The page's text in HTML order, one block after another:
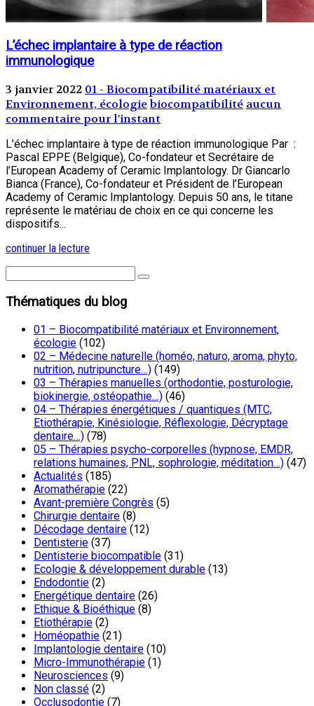
L’échec implantaire à type de réaction
immunologique
3 janvier 2022 01 - Biocompatibilité matériaux et
Environnement, écologiebiocompatibilité aucun
commentaire pour l'instant
L’échec implantaire à type de réaction immunologique Par :
Pascal EPPE (Belgique), Co-fondateur et Secrétaire de
l’European Academy of Ceramic Implantology. Dr Giancarlo
Bianca (France), Co-fondateur et Président de l’European
Academy of Ceramic Implantology. Depuis 50 ans, le titane
représente le matériau de choix en ce qui concerne les
dispositifs...
continuer la lecture
Thématiques du blog
01 – Biocompatibilité matériaux et Environnement,
écologie (102)
02 – Médecine naturelle (homéo, naturo, aroma, phyto,
nutrition, nutripuncture…) (149)
03 – Thérapies manuelles (orthodontie, posturologie,
biokinergie, ostéopathie…) (46)
04 – Thérapies énergétiques / quantiques (MTC,
Etiothérapie, Kinésiologie, Réflexologie, Décryptage
dentaire…) (78)
05 – Thérapies psycho-corporelles (hypnose, EMDR,
relations humaines, PNL, sophrologie, méditation…) (47)
Actualités (185)
Aromathérapie (22)
Avant-première Congrès (5)
Chirurgie dentaire (8)
Décodage dentaire (12)
Dentisterie (37)
Dentisterie biocompatible (31)
Ecologie & développement durable (13)
Endodontie (2)
Energétique dentaire (26)
Ethique & Bioéthique (8)
Etiothérapie (2)
Homéopathie (21)
Implantologie dentaire (10)
Micro-Immunothérapie (1)
Neurosciences (9)
Non classé (2)
Occlusodontie (7)